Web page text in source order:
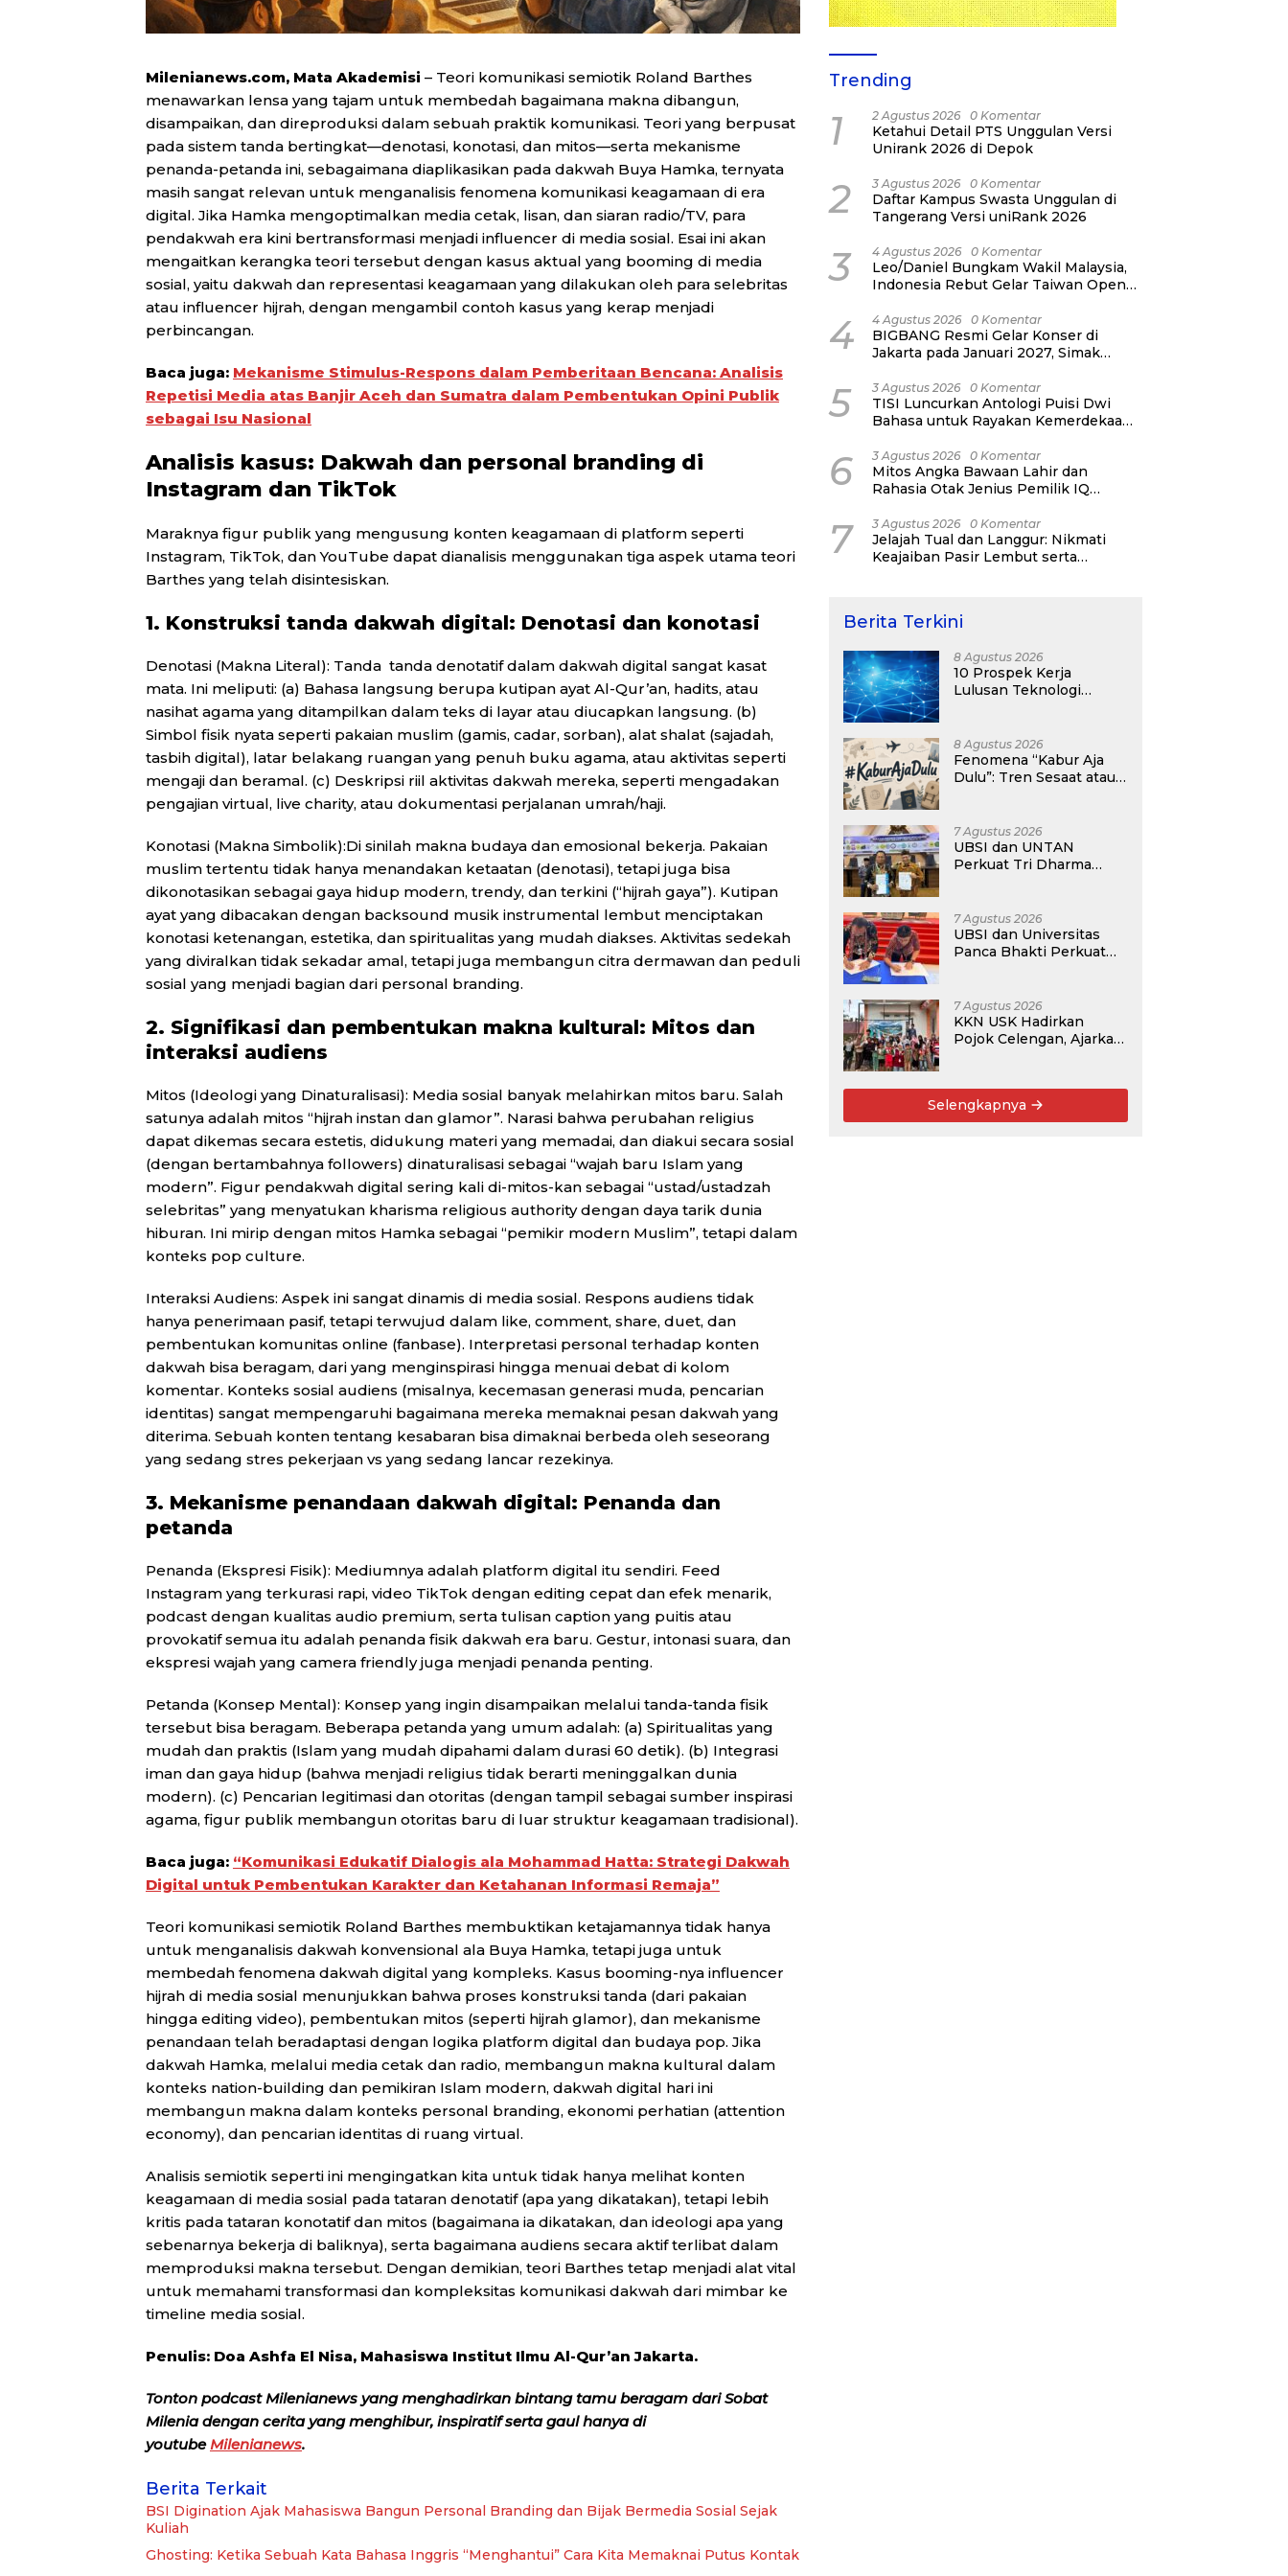
Milenianews.com, Mata Akademisi – Teori komunikasi semiotik Roland Barthes
menawarkan lensa yang tajam untuk membedah bagaimana makna dibangun,
disampaikan, dan direproduksi dalam sebuah praktik komunikasi. Teori yang berpusat
pada sistem tanda bertingkat—denotasi, konotasi, dan mitos—serta mekanisme
penanda-petanda ini, sebagaimana diaplikasikan pada dakwah Buya Hamka, ternyata
masih sangat relevan untuk menganalisis fenomena komunikasi keagamaan di era
digital. Jika Hamka mengoptimalkan media cetak, lisan, dan siaran radio/TV, para
pendakwah era kini bertransformasi menjadi influencer di media sosial. Esai ini akan
mengaitkan kerangka teori tersebut dengan kasus aktual yang booming di media
sosial, yaitu dakwah dan representasi keagamaan yang dilakukan oleh para selebritas
atau influencer hijrah, dengan mengambil contoh kasus yang kerap menjadi
perbincangan.
Baca juga: Mekanisme Stimulus-Respons dalam Pemberitaan Bencana: Analisis
Repetisi Media atas Banjir Aceh dan Sumatra dalam Pembentukan Opini Publik
sebagai Isu Nasional
Analisis kasus: Dakwah dan personal branding di
Instagram dan TikTok
Maraknya figur publik yang mengusung konten keagamaan di platform seperti
Instagram, TikTok, dan YouTube dapat dianalisis menggunakan tiga aspek utama teori
Barthes yang telah disintesiskan.
1. Konstruksi tanda dakwah digital: Denotasi dan konotasi
Denotasi (Makna Literal): Tanda tanda denotatif dalam dakwah digital sangat kasat
mata. Ini meliputi: (a) Bahasa langsung berupa kutipan ayat Al-Qur’an, hadits, atau
nasihat agama yang ditampilkan dalam teks di layar atau diucapkan langsung. (b)
Simbol fisik nyata seperti pakaian muslim (gamis, cadar, sorban), alat shalat (sajadah,
tasbih digital), latar belakang ruangan yang penuh buku agama, atau aktivitas seperti
mengaji dan beramal. (c) Deskripsi riil aktivitas dakwah mereka, seperti mengadakan
pengajian virtual, live charity, atau dokumentasi perjalanan umrah/haji.
Konotasi (Makna Simbolik):Di sinilah makna budaya dan emosional bekerja. Pakaian
muslim tertentu tidak hanya menandakan ketaatan (denotasi), tetapi juga bisa
dikonotasikan sebagai gaya hidup modern, trendy, dan terkini (“hijrah gaya”). Kutipan
ayat yang dibacakan dengan backsound musik instrumental lembut menciptakan
konotasi ketenangan, estetika, dan spiritualitas yang mudah diakses. Aktivitas sedekah
yang diviralkan tidak sekadar amal, tetapi juga membangun citra dermawan dan peduli
sosial yang menjadi bagian dari personal branding.
2. Signifikasi dan pembentukan makna kultural: Mitos dan
interaksi audiens
Mitos (Ideologi yang Dinaturalisasi): Media sosial banyak melahirkan mitos baru. Salah
satunya adalah mitos “hijrah instan dan glamor”. Narasi bahwa perubahan religius
dapat dikemas secara estetis, didukung materi yang memadai, dan diakui secara sosial
(dengan bertambahnya followers) dinaturalisasi sebagai “wajah baru Islam yang
modern”. Figur pendakwah digital sering kali di-mitos-kan sebagai “ustad/ustadzah
selebritas” yang menyatukan kharisma religious authority dengan daya tarik dunia
hiburan. Ini mirip dengan mitos Hamka sebagai “pemikir modern Muslim”, tetapi dalam
konteks pop culture.
Interaksi Audiens: Aspek ini sangat dinamis di media sosial. Respons audiens tidak
hanya penerimaan pasif, tetapi terwujud dalam like, comment, share, duet, dan
pembentukan komunitas online (fanbase). Interpretasi personal terhadap konten
dakwah bisa beragam, dari yang menginspirasi hingga menuai debat di kolom
komentar. Konteks sosial audiens (misalnya, kecemasan generasi muda, pencarian
identitas) sangat mempengaruhi bagaimana mereka memaknai pesan dakwah yang
diterima. Sebuah konten tentang kesabaran bisa dimaknai berbeda oleh seseorang
yang sedang stres pekerjaan vs yang sedang lancar rezekinya.
3. Mekanisme penandaan dakwah digital: Penanda dan
petanda
Penanda (Ekspresi Fisik): Mediumnya adalah platform digital itu sendiri. Feed
Instagram yang terkurasi rapi, video TikTok dengan editing cepat dan efek menarik,
podcast dengan kualitas audio premium, serta tulisan caption yang puitis atau
provokatif semua itu adalah penanda fisik dakwah era baru. Gestur, intonasi suara, dan
ekspresi wajah yang camera friendly juga menjadi penanda penting.
Petanda (Konsep Mental): Konsep yang ingin disampaikan melalui tanda-tanda fisik
tersebut bisa beragam. Beberapa petanda yang umum adalah: (a) Spiritualitas yang
mudah dan praktis (Islam yang mudah dipahami dalam durasi 60 detik). (b) Integrasi
iman dan gaya hidup (bahwa menjadi religius tidak berarti meninggalkan dunia
modern). (c) Pencarian legitimasi dan otoritas (dengan tampil sebagai sumber inspirasi
agama, figur publik membangun otoritas baru di luar struktur keagamaan tradisional).
Baca juga: “Komunikasi Edukatif Dialogis ala Mohammad Hatta: Strategi Dakwah
Digital untuk Pembentukan Karakter dan Ketahanan Informasi Remaja”
Teori komunikasi semiotik Roland Barthes membuktikan ketajamannya tidak hanya
untuk menganalisis dakwah konvensional ala Buya Hamka, tetapi juga untuk
membedah fenomena dakwah digital yang kompleks. Kasus booming-nya influencer
hijrah di media sosial menunjukkan bahwa proses konstruksi tanda (dari pakaian
hingga editing video), pembentukan mitos (seperti hijrah glamor), dan mekanisme
penandaan telah beradaptasi dengan logika platform digital dan budaya pop. Jika
dakwah Hamka, melalui media cetak dan radio, membangun makna kultural dalam
konteks nation-building dan pemikiran Islam modern, dakwah digital hari ini
membangun makna dalam konteks personal branding, ekonomi perhatian (attention
economy), dan pencarian identitas di ruang virtual.
Analisis semiotik seperti ini mengingatkan kita untuk tidak hanya melihat konten
keagamaan di media sosial pada tataran denotatif (apa yang dikatakan), tetapi lebih
kritis pada tataran konotatif dan mitos (bagaimana ia dikatakan, dan ideologi apa yang
sebenarnya bekerja di baliknya), serta bagaimana audiens secara aktif terlibat dalam
memproduksi makna tersebut. Dengan demikian, teori Barthes tetap menjadi alat vital
untuk memahami transformasi dan kompleksitas komunikasi dakwah dari mimbar ke
timeline media sosial.
Penulis: Doa Ashfa El Nisa, Mahasiswa Institut Ilmu Al-Qur’an Jakarta.
Tonton podcast Milenianews yang menghadirkan bintang tamu beragam dari Sobat
Milenia dengan cerita yang menghibur, inspiratif serta gaul hanya di
youtubeMilenianews.
Berita Terkait
BSI Digination Ajak Mahasiswa Bangun Personal Branding dan Bijak Bermedia Sosial Sejak
Kuliah
Ghosting: Ketika Sebuah Kata Bahasa Inggris “Menghantui” Cara Kita Memaknai Putus Kontak
Trending
1 2 Agustus 2026 0 Komentar
Ketahui Detail PTS Unggulan Versi
Unirank 2026 di Depok
2 3 Agustus 2026 0 Komentar
Daftar Kampus Swasta Unggulan di
Tangerang Versi uniRank 2026
3 4 Agustus 2026 0 Komentar
Leo/Daniel Bungkam Wakil Malaysia,
Indonesia Rebut Gelar Taiwan Open
4 4 Agustus 2026 0 Komentar
BIGBANG Resmi Gelar Konser di
Jakarta pada Januari 2027, Simak
5 3 Agustus 2026 0 Komentar
TISI Luncurkan Antologi Puisi Dwi
Bahasa untuk Rayakan Kemerdekaan
6 3 Agustus 2026 0 Komentar
Mitos Angka Bawaan Lahir dan
Rahasia Otak Jenius Pemilik IQ
7 3 Agustus 2026 0 Komentar
Jelajah Tual dan Langgur: Nikmati
Keajaiban Pasir Lembut serta
Berita Terkini
8 Agustus 2026
10 Prospek Kerja
Lulusan Teknologi
Kompetitif di Era Digital
8 Agustus 2026
Fenomena “Kabur Aja
Dulu”: Tren Sesaat atau
Depan?
7 Agustus 2026
UBSI dan UNTAN
Perkuat Tri Dharma
7 Agustus 2026
UBSI dan Universitas
Panca Bhakti Perkuat
7 Agustus 2026
KKN USK Hadirkan
Pojok Celengan, Ajarkan
Selengkapnya